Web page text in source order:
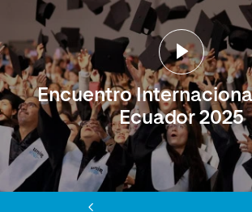
Encuentro
Ecuador 2025